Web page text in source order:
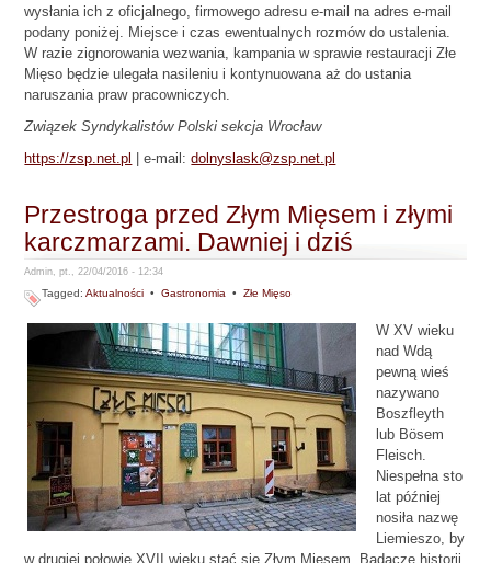
wysłania ich z oficjalnego, firmowego adresu e-mail na adres e-mail
podany poniżej. Miejsce i czas ewentualnych rozmów do ustalenia.
W razie zignorowania wezwania, kampania w sprawie restauracji Złe
Mięso będzie ulegała nasileniu i kontynuowana aż do ustania
naruszania praw pracowniczych.
Związek Syndykalistów Polski sekcja Wrocław
https://zsp.net.pl | e-mail:dolnyslask@zsp.net.pl
Przestroga przed Złym Mięsem i złymi
karczmarzami. Dawniej i dziś
Admin, pt., 22/04/2016 - 12:34
Tagged:Aktualności •Gastronomia •Złe Mięso
W XV wieku
nad Wdą
pewną wieś
nazywano
Boszfleyth
lub Bösem
Fleisch.
Niespełna sto
lat później
nosiła nazwę
Liemieszo, by
w drugiej połowie XVII wieku stać się Złym Mięsem. Badacze historii